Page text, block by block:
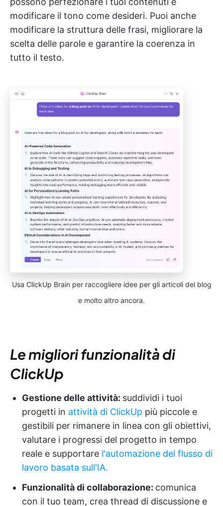
modificare il tono come desideri. Puoi anche
modificare la struttura delle frasi, migliorare la
scelta delle parole e garantire la coerenza in
tutto il testo.
Usa ClickUp Brain per raccogliere idee per gli articoli del blog
e molto altro ancora.
Le migliori funzionalità di
ClickUp
Gestione delle attività: suddividi i tuoi
progetti in attività di ClickUp più piccole e
gestibili per rimanere in linea con gli obiettivi,
valutare i progressi del progetto in tempo
reale e supportare l'automazione del flusso di
lavoro basata sull'IA.
Funzionalità di collaborazione: comunica
con il tuo team, crea thread di discussione e